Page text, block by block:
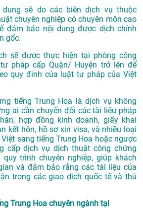
sẽ do các biên dịch vụ thuộc
chuyên nghiệp có chuyên môn cao
đảm bảo nội dung được dịch chính
gốc.
sẽ được thực hiện tại phòng công
pháp cấp Quận/ Huyện trở lên để
quy đinh của luật tư pháp của Việt
tiếng Trung Hoa là dịch vụ không
ai cần chuyển đổi các tài liệu pháp
hợp đồng kinh doanh, giấy khai
kết hôn, hồ sơ xin visa, và nhiều loại
sang tiếng Trung Hoa hoặc ngược
cấp dịch vụ dịch thuật công chứng
trình chuyên nghiệp, giúp khách
và đảm bảo rằng các tài liệu của
trong các giao dịch quốc tế và thủ
Trung Hoa chuyên ngành tại